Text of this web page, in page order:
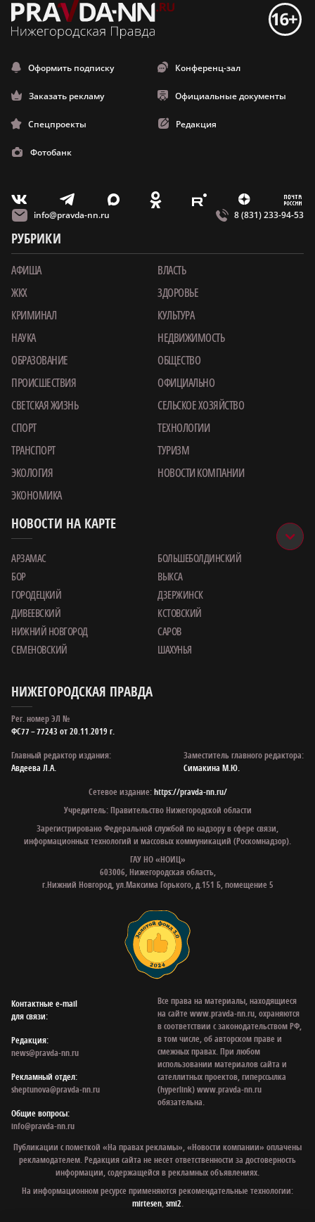
Оформить подписку Конференц-зал
Заказать рекламу Официальные документы
Спецпроекты Редакция
Фотобанк
V T X O E Z m
info@pravda-nn.ru 8 (831) 233-94-53
РУБРИКИ
АФИША
ВЛАСТЬ
ЖКХ
ЗДОРОВЬЕ
КРИМИНАЛ
КУЛЬТУРА
НАУКА
НЕДВИЖИМОСТЬ
ОБРАЗОВАНИЕ
ОБЩЕСТВО
ПРОИСШЕСТВИЯ
ОФИЦИАЛЬНО
СВЕТСКАЯ ЖИЗНЬ
СЕЛЬСКОЕ ХОЗЯЙСТВО
СПОРТ
ТЕХНОЛОГИИ
ТРАНСПОРТ
ТУРИЗМ
ЭКОЛОГИЯ
НОВОСТИ КОМПАНИИ
ЭКОНОМИКА
НОВОСТИ НА КАРТЕ
АРЗАМАС
БОЛЬШЕБОЛДИНСКИЙ
БОР
ВЫКСА
ГОРОДЕЦКИЙ
ДЗЕРЖИНСК
ДИВЕЕВСКИЙ
КСТОВСКИЙ
НИЖНИЙ НОВГОРОД
САРОВ
СЕМЕНОВСКИЙ
ШАХУНЬЯ
НИЖЕГОРОДСКАЯ ПРАВДА
Рег. номер ЭЛ №
ФС77 – 77243 от 20.11.2019 г.
Главный редактор издания:
Авдеева Л.А.
Заместитель главного редактора:
Симакина М.Ю.
Сетевое издание:https://pravda-nn.ru/
Учредитель: Правительство Нижегородской области
Зарегистрировано Федеральной службой по надзору в сфере связи,
информационных технологий и массовых коммуникаций (Роскомнадзор).
ГАУ НО «НОИЦ»
603006, Нижегородская область,
г.Нижний Новгород, ул.Максима Горького, д.151 Б, помещение 5
Контактные e‑mail
для связи:
Редакция:
news@pravda-nn.ru
Рекламный отдел:
sheptunova@pravda-nn.ru
Общие вопросы:
info@pravda-nn.ru
Все права на материалы, находящиеся
на сайте www.pravda-nn.ru, охраняются
в соответствии с законодательством РФ,
в том числе, об авторском праве и
смежных правах. При любом
использовании материалов сайта и
сателлитных проектов, гиперссылка
(hyperlink) www.pravda-nn.ru
обязательна.
Публикации с пометкой «На правах рекламы», «Новости компании» оплачены
рекламодателем. Редакция сайта не несет ответственности за достоверность
информации, содержащейся в рекламных объявлениях.
На информационном ресурсе применяются рекомендательные технологии:
mirtesen,smi2.